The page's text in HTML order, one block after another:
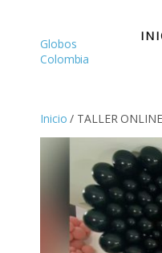
contenidoGlobos
Colombia
Inicio / TALLER